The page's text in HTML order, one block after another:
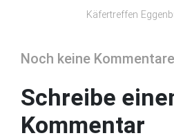
Käfertreffen
Noch keine Kommentare
Schreibe
Kommentar